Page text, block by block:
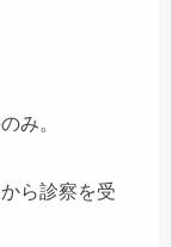
み。
ら診察を受